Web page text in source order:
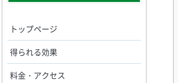
トップページ
得られる効果
料金・アクセス